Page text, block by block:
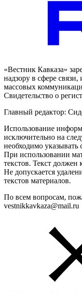
«Вестник Кавказа»
надзору в сфере
массовых
Свидетельство о
Главный редактор:
Использование
исключительно на
необходимо указывать
При использовании
текстов. Текст должен
Не допускается
текстов материалов.
По всем вопросам,
vestnikkavkaza@mail.ru